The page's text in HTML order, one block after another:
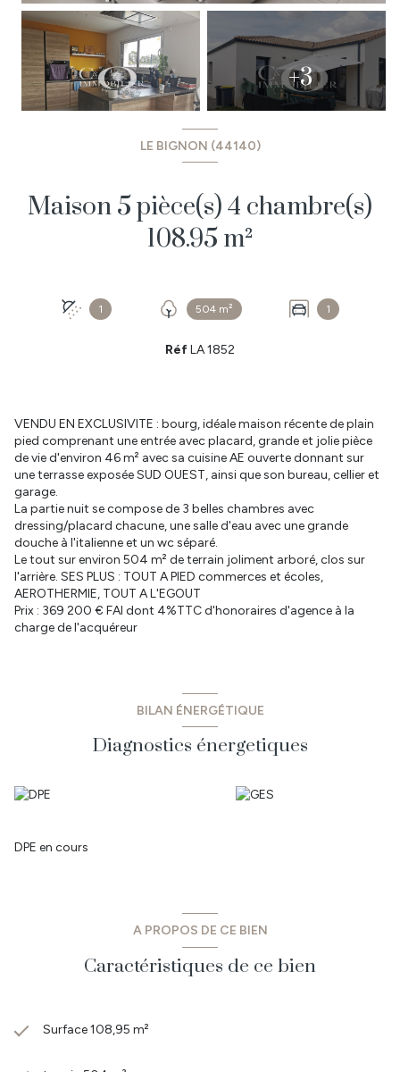
+3
LE BIGNON (44140)
Maison 5 pièce(s) 4 chambre(s)
108.95 m²
1 504 m² 1
RéfLA 1852
VENDU EN EXCLUSIVITE : bourg, idéale maison récente de plain
pied comprenant une entrée avec placard, grande et jolie pièce
de vie d'environ 46 m² avec sa cuisine AE ouverte donnant sur
une terrasse exposée SUD OUEST, ainsi que son bureau, cellier et
garage.
La partie nuit se compose de 3 belles chambres avec
dressing/placard chacune, une salle d'eau avec une grande
douche à l'italienne et un wc séparé.
Le tout sur environ 504 m² de terrain joliment arboré, clos sur
l'arrière. SES PLUS : TOUT A PIED commerces et écoles,
AEROTHERMIE, TOUT A L'EGOUT
Prix : 369 200 € FAI dont 4%TTC d'honoraires d'agence à la
charge de l'acquéreur
BILAN ÉNERGÉTIQUE
Diagnostics énergetiques
DPE en cours
A PROPOS DE CE BIEN
Caractéristiques de ce bien
Surface 108,95 m²